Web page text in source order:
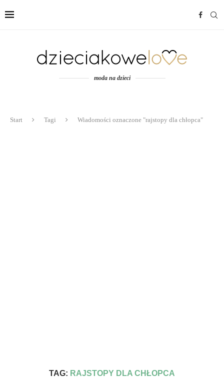
moda na dzieci
Start Tagi Wiadomości oznaczone "rajstopy dla chłopca"
TAG: RAJSTOPY DLA CHŁOPCA